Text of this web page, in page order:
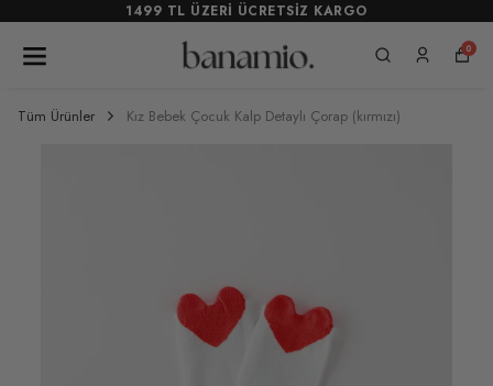
1499 TL ÜZERİ ÜCRETSİZ KARGO
0
Tüm Ürünler Kız Bebek Çocuk Kalp Detaylı Çorap (kırmızı)